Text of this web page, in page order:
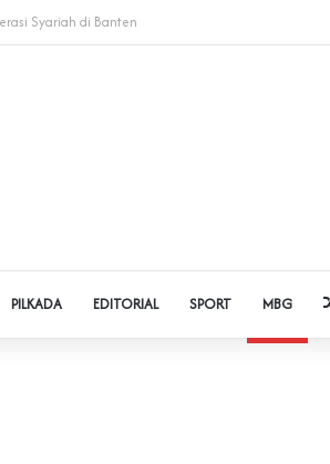
Gandeng SPSI Perkuat Literasi Digital
PILKADA EDITORIAL SPORT MBG